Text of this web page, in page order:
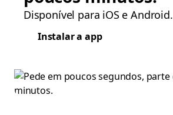
Disponível para iOS e Android.
Instalar a app